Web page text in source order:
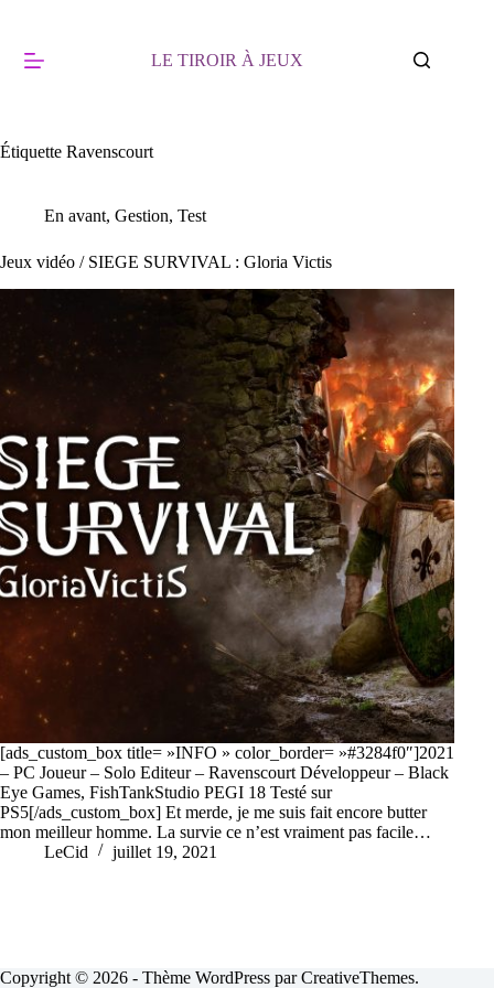
LE TIROIR À JEUX
Étiquette Ravenscourt
En avant, Gestion, Test
Jeux vidéo / SIEGE SURVIVAL : Gloria Victis
[ads_custom_box title= »INFO » color_border= »#3284f0″]2021
– PC Joueur – Solo Editeur – Ravenscourt Développeur – Black
Eye Games, FishTankStudio PEGI 18 Testé sur
PS5[/ads_custom_box] Et merde, je me suis fait encore butter
mon meilleur homme. La survie ce n’est vraiment pas facile…
LeCid
juillet 19, 2021
Copyright © 2026 - Thème WordPress parCreativeThemes.